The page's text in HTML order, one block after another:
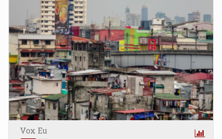
Vox Eu